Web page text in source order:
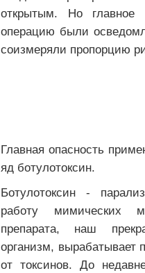
открытым. Но главное
операцию были
соизмеряли пропорцию
Главная опасность
яд ботулотоксин.
Ботулотоксин -
работу мимических
препарата, наш
организм, вырабатывает
от токсинов. До